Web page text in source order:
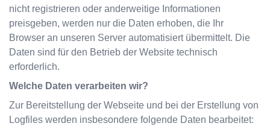
nicht registrieren oder anderweitige Informationen
preisgeben, werden nur die Daten erhoben, die Ihr
Browser an unseren Server automatisiert übermittelt. Die
Daten sind für den Betrieb der Website technisch
erforderlich.
Welche Daten verarbeiten wir?
Zur Bereitstellung der Webseite und bei der Erstellung von
Logfiles werden insbesondere folgende Daten bearbeitet: